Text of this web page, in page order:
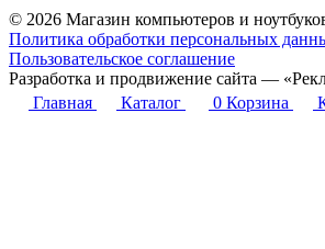
© 2026 Магазин компьютеров и
Политика обработки персональных
Пользовательское соглашение
Разработка и продвижение сайта —
Главная
Каталог 0 Корзина